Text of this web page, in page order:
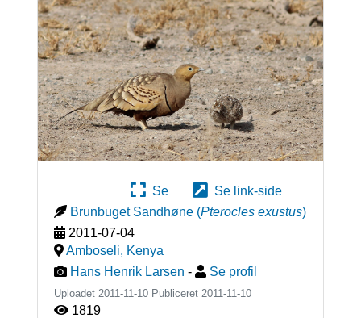
Se
Se link-side
Brunbuget Sandhøne (Pterocles exustus)
2011-07-04
Amboseli, Kenya
Hans Henrik Larsen - Se profil
Uploadet 2011-11-10 Publiceret 2011-11-10
1819